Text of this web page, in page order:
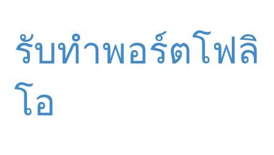
รับทำพอร์ตโฟลิ
โอ